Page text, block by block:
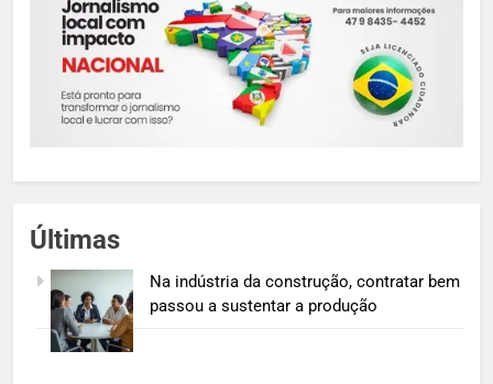
Últimas
Na indústria da construção, contratar bem
passou a sustentar a produção